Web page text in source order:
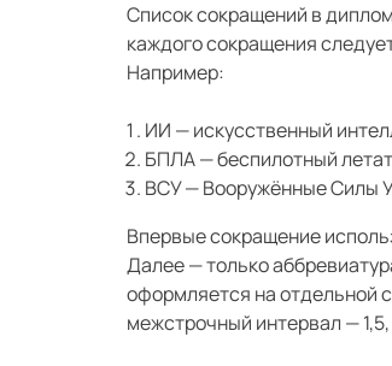
Список сокращений в
каждого сокращения
Например:
ИИ — искусственный
БПЛА — беспилотный
ВСУ — Вооружённые Силы
Впервые сокращение
Далее — только
оформляется на отдельной
межстрочный интервал —